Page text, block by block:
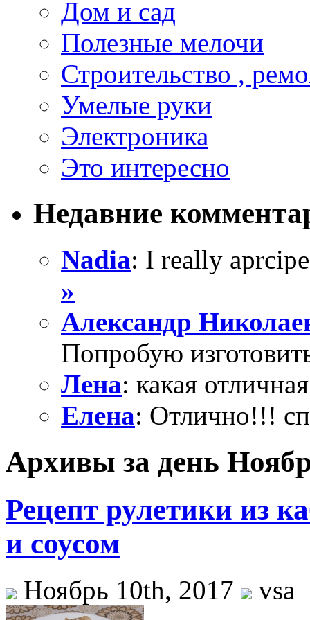
Дом и сад
Полезные мелочи
Строительство ,
Умелые руки
Электроника
Это интересно
Недавние
Nadia: I really
»
Александр
Попробую
Лена: какая
Елена: Отлично!!!
Архивы за день
Рецепт рулетики из
и соусом
Ноябрь 10th, 2017 vsa